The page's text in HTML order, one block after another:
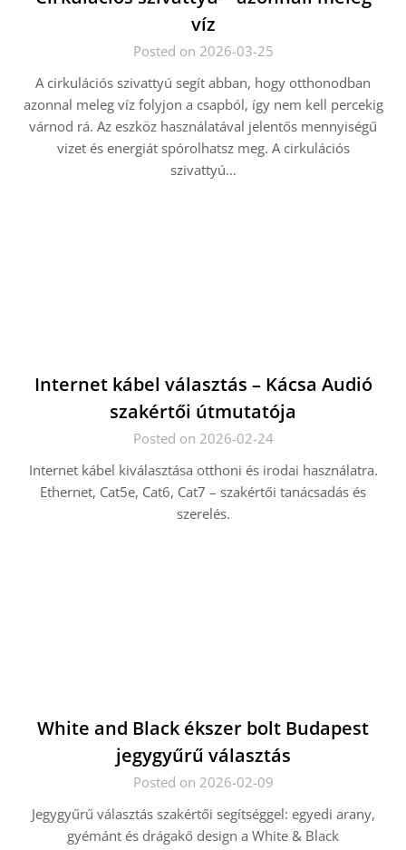
víz
Posted on 2026-03-25
A cirkulációs szivattyú segít abban, hogy otthonodban
azonnal meleg víz folyjon a csapból, így nem kell percekig
várnod rá. Az eszköz használatával jelentős mennyiségű
vizet és energiát spórolhatsz meg. A cirkulációs
szivattyú…
Internet kábel választás – Kácsa Audió
szakértői útmutatója
Posted on 2026-02-24
Internet kábel kiválasztása otthoni és irodai használatra.
Ethernet, Cat5e, Cat6, Cat7 – szakértői tanácsadás és
szerelés.
White and Black ékszer bolt Budapest
jegygyűrű választás
Posted on 2026-02-09
Jegygyűrű választás szakértői segítséggel: egyedi arany,
gyémánt és drágakő design a White & Black